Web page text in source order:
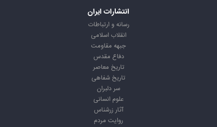
انتشارات ایران
رسانه و ارتباطات
انقلاب اسلامی
جبهه مقاومت
دفاع مقدس
تاریخ معاصر
تاریخ شفاهی
سر دلبران
علوم انسانی
آثار زرشناس
روایت مردم